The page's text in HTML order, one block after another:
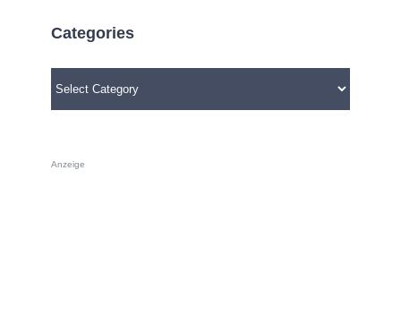
Categories
Categories
Anzeige